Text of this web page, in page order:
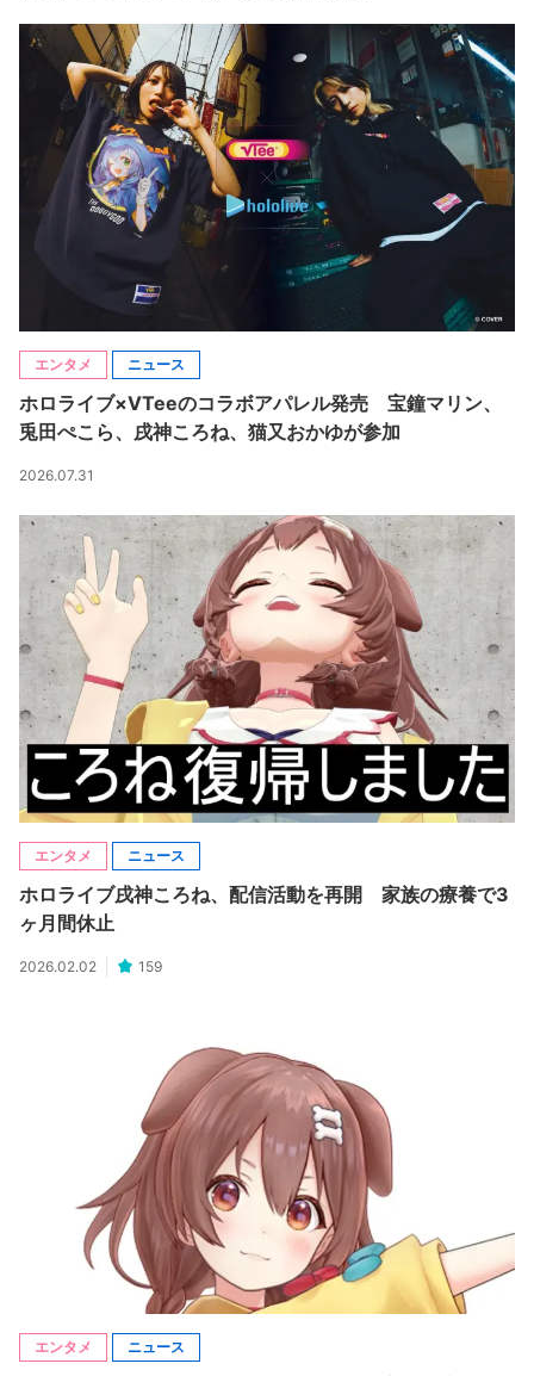
エンタメ ニュース
ホロライブ×VTeeのコラボアパレル発売 宝鐘マリン、
兎田ぺこら、戌神ころね、猫又おかゆが参加
2026.07.31
エンタメ ニュース
ホロライブ戌神ころね、配信活動を再開 家族の療養で3
ヶ月間休止
2026.02.02 159
エンタメ ニュース